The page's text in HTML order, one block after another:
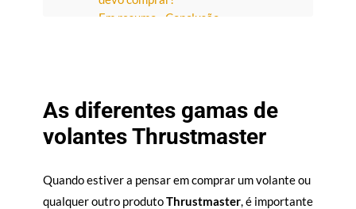
Em resumo - Conclusão
As diferentes gamas de
volantes Thrustmaster
Quando estiver a pensar em comprar um volante ou
qualquer outro produtoThrustmaster, é importante